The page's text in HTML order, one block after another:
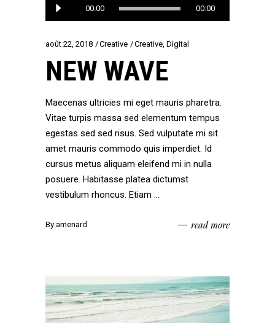
Lecteur
audio
00:00 00:00
août 22, 2018 Creative Creative, Digital
NEW WAVE
Maecenas ultricies mi eget mauris pharetra.
Vitae turpis massa sed elementum tempus
egestas sed sed risus. Sed vulputate mi sit
amet mauris commodo quis imperdiet. Id
cursus metus aliquam eleifend mi in nulla
posuere. Habitasse platea dictumst
vestibulum rhoncus. Etiam
By amenard read more